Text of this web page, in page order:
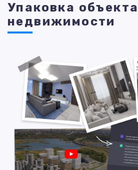
Упаковка объекта
недвижимости